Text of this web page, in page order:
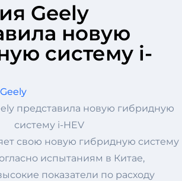
Geely
новую
систему i-
Geely
свою новую гибридную систему
испытаниям в Китае,
показатели по расходу